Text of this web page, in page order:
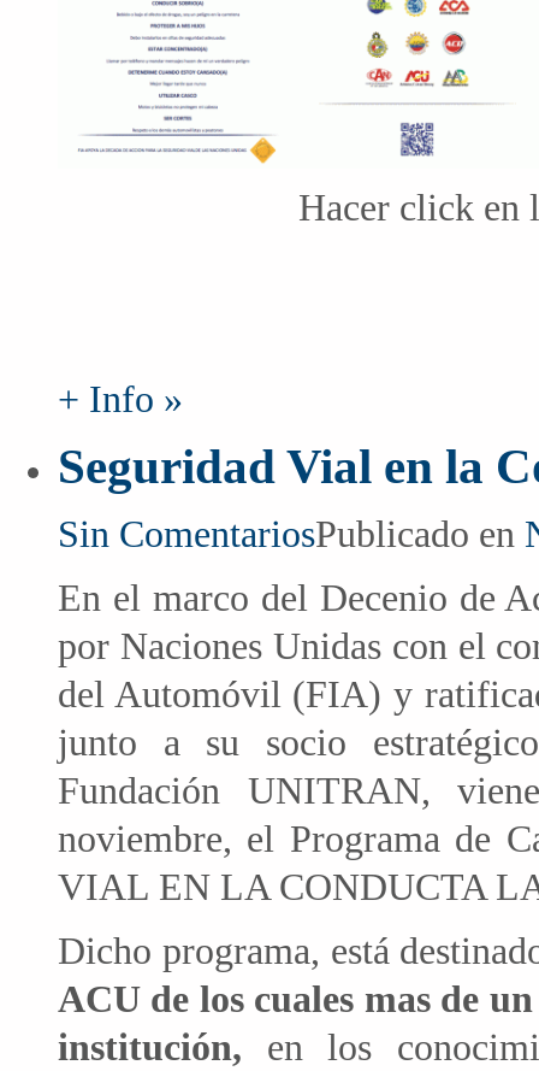
Hacer click en
+ Info »
Seguridad Vial en la
Sin ComentariosPublicado en
En el marco del Decenio de
por Naciones Unidas con el
del Automóvil (FIA) y
junto a su socio
Fundación UNITRAN,
noviembre, el Programa de
VIAL EN LA CONDUCTA
Dicho programa, está
ACU de los cuales mas de
institución, en los